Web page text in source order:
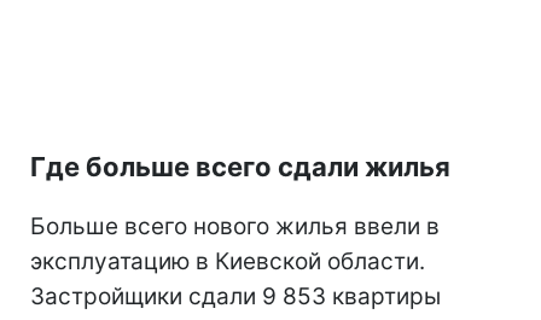
Где больше всего сдали жилья
Больше всего нового жилья ввели в
эксплуатацию в Киевской области.
Застройщики сдали 9 853 квартиры